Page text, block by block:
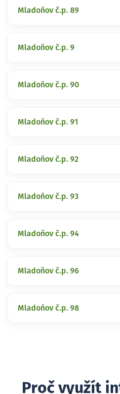
Mladoňov č.p. 89
Mladoňov č.p. 9
Mladoňov č.p. 90
Mladoňov č.p. 91
Mladoňov č.p. 92
Mladoňov č.p. 93
Mladoňov č.p. 94
Mladoňov č.p. 96
Mladoňov č.p. 98
Proč využít